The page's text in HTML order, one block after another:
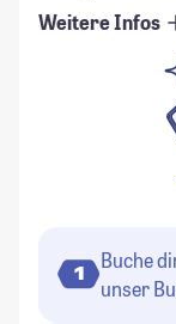
Weitere Infos
1
Buche
unser